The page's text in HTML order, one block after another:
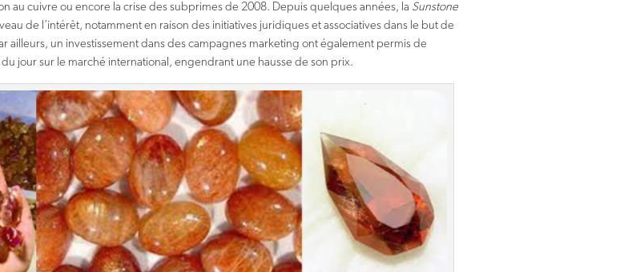
au cuivre ou encore la crise des subprimes de 2008. Depuis quelques années, la Sunstone
de l’intérêt, notamment en raison des initiatives juridiques et associatives dans le but de
ailleurs, un investissement dans des campagnes marketing ont également permis de
jour sur le marché international, engendrant une hausse de son prix.